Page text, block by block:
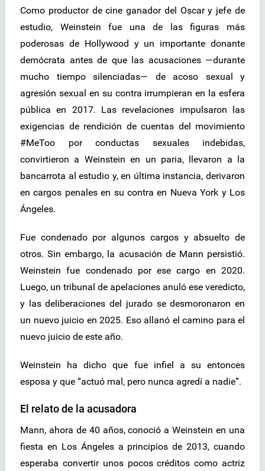
Como productor de cine ganador del Oscar y jefe de
estudio, Weinstein fue una de las figuras más
poderosas de Hollywood y un importante donante
demócrata antes de que las acusaciones —durante
mucho tiempo silenciadas— de acoso sexual y
agresión sexual en su contra irrumpieran en la esfera
pública en 2017. Las revelaciones impulsaron las
exigencias de rendición de cuentas del movimiento
#MeToo por conductas sexuales indebidas,
convirtieron a Weinstein en un paria, llevaron a la
bancarrota al estudio y, en última instancia, derivaron
en cargos penales en su contra en Nueva York y Los
Ángeles.
Fue condenado por algunos cargos y absuelto de
otros. Sin embargo, la acusación de Mann persistió.
Weinstein fue condenado por ese cargo en 2020.
Luego, un tribunal de apelaciones anuló ese veredicto,
y las deliberaciones del jurado se desmoronaron en
un nuevo juicio en 2025. Eso allanó el camino para el
nuevo juicio de este año.
Weinstein ha dicho que fue infiel a su entonces
esposa y que “actuó mal, pero nunca agredí a nadie”.
El relato de la acusadora
Mann, ahora de 40 años, conoció a Weinstein en una
fiesta en Los Ángeles a principios de 2013, cuando
esperaba convertir unos pocos créditos como actriz